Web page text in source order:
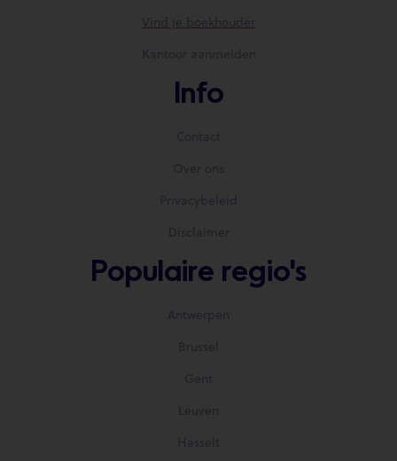
Vind je boekhouder
Kantoor aanmelden
Info
Contact
Over ons
Privacybeleid
Disclaimer
Populaire regio's
Antwerpen
Brussel
Gent
Leuven
Hasselt